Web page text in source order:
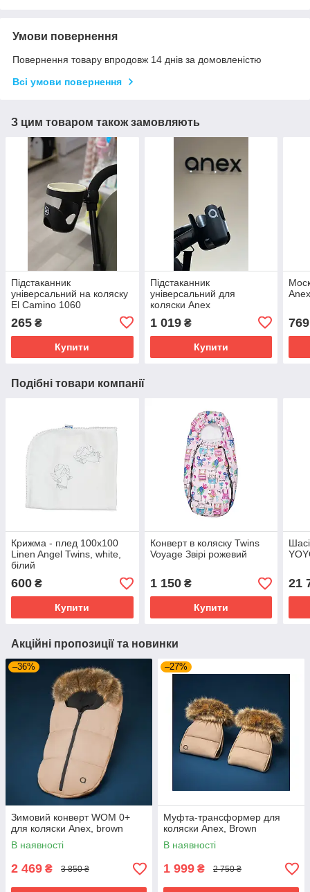
Умови повернення
Повернення товару впродовж 14 днів за домовленістю
Всі умови повернення
З цим товаром також замовляють
Підстаканник
універсальний на коляску
El Camino 1060
265 ₴
Купити
Підстаканник
універсальний для
коляски Anex
1 019₴
Купити
769
Подібні товари компанії
Крижма - плед 100x100
Linen Angel Twins, white,
білий
600 ₴
Купити
Конверт в коляску Twins
Voyage Звірі рожевий
1 150₴
Купити
21
Акційні пропозиції та новинки
–36%
Зимовий конверт WOM 0+
для коляски Anex, brown
В наявності
2 469 ₴ 3 850 ₴
–27%
Муфта-трансформер для
коляски Anex, Brown
В наявності
1 999 ₴ 2 750 ₴